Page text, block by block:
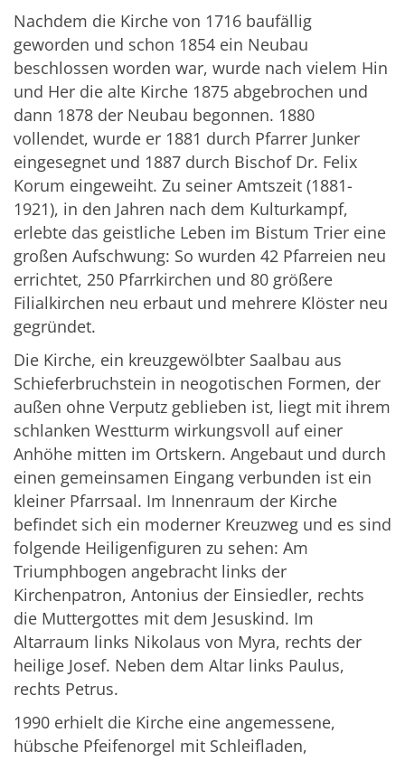
Nachdem die Kirche von 1716 baufällig
geworden und schon 1854 ein Neubau
beschlossen worden war, wurde nach vielem Hin
und Her die alte Kirche 1875 abgebrochen und
dann 1878 der Neubau begonnen. 1880
vollendet, wurde er 1881 durch Pfarrer Junker
eingesegnet und 1887 durch Bischof Dr. Felix
Korum eingeweiht. Zu seiner Amtszeit (1881-
1921), in den Jahren nach dem Kulturkampf,
erlebte das geistliche Leben im Bistum Trier eine
großen Aufschwung: So wurden 42 Pfarreien neu
errichtet, 250 Pfarrkirchen und 80 größere
Filialkirchen neu erbaut und mehrere Klöster neu
gegründet.
Die Kirche, ein kreuzgewölbter Saalbau aus
Schieferbruchstein in neogotischen Formen, der
außen ohne Verputz geblieben ist, liegt mit ihrem
schlanken Westturm wirkungsvoll auf einer
Anhöhe mitten im Ortskern. Angebaut und durch
einen gemeinsamen Eingang verbunden ist ein
kleiner Pfarrsaal. Im Innenraum der Kirche
befindet sich ein moderner Kreuzweg und es sind
folgende Heiligenfiguren zu sehen: Am
Triumphbogen angebracht links der
Kirchenpatron, Antonius der Einsiedler, rechts
die Muttergottes mit dem Jesuskind. Im
Altarraum links Nikolaus von Myra, rechts der
heilige Josef. Neben dem Altar links Paulus,
rechts Petrus.
1990 erhielt die Kirche eine angemessene,
hübsche Pfeifenorgel mit Schleifladen,